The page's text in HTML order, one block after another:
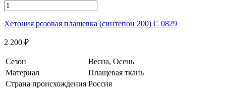
Хетония розовая плащевка (синтепон 200) С 0829
2 200 ₽
Сезон
Весна, Осень
Материал
Плащевая ткань
Страна происхождения Россия